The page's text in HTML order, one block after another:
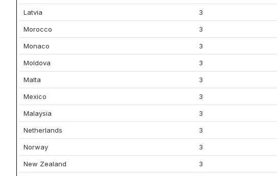
Latvia 3
Morocco 3
Monaco 3
Moldova 3
Malta 3
Mexico 3
Malaysia 3
Netherlands 3
Norway 3
New Zealand 3